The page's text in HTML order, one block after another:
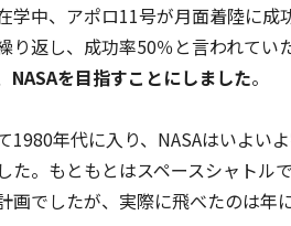
学中、アポロ11号が月面着陸に
り返し、成功率50％と言われて
NASAを目指すことにしました。
1980年代に入り、NASAはいよい
た。もともとはスペースシャトル
画でしたが、実際に飛べたのは年